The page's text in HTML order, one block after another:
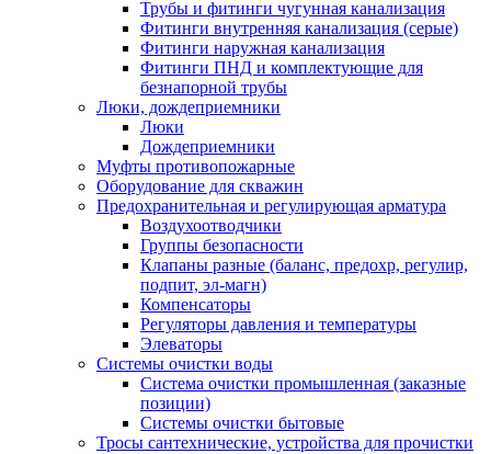
Трубы и фитинги чугунная канализация
Фитинги внутренняя канализация (серые)
Фитинги наружная канализация
Фитинги ПНД и комплектующие для
безнапорной трубы
Люки, дождеприемники
Люки
Дождеприемники
Муфты противопожарные
Оборудование для скважин
Предохранительная и регулирующая арматура
Воздухоотводчики
Группы безопасности
Клапаны разные (баланс, предохр, регулир,
подпит, эл-магн)
Компенсаторы
Регуляторы давления и температуры
Элеваторы
Системы очистки воды
Система очистки промышленная (заказные
позиции)
Системы очистки бытовые
Тросы сантехнические, устройства для прочистки